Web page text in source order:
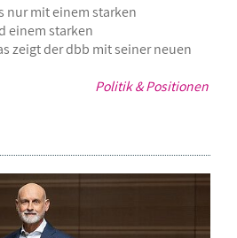
Politik & Positionen
nur mit einem starken
einem starken
zeigt der dbb mit seiner neuen